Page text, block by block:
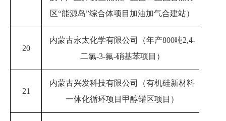
区“能源岛”综合体项目加油加气合建站）
20
内蒙古永太化学有限公司（年产800吨2,4-
二氯-3-氟-硝基苯项目 ）
21
内蒙古兴发科技有限公司（有机硅新材料
一体化循环项目甲醇罐区项目）